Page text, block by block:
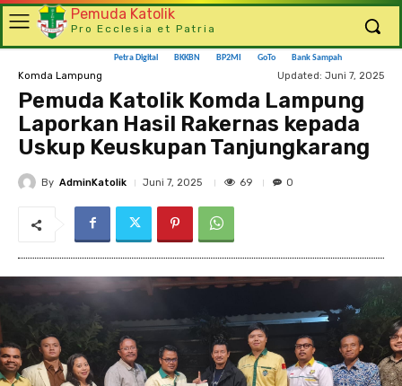
Pemuda Katolik
Pro Ecclesia et Patria
Petra Digital BKKBN BP2MI GoTo Bank Sampah
Komda Lampung Updated: Juni 7, 2025
Pemuda Katolik Komda Lampung
Laporkan Hasil Rakernas kepada
Uskup Keuskupan Tanjungkarang
By AdminKatolik Juni 7, 2025 69 0